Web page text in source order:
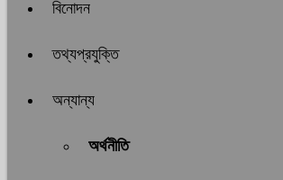
বিনোদন
তথ্যপ্রযুক্তি
অন্যান্য
অর্থনীতি